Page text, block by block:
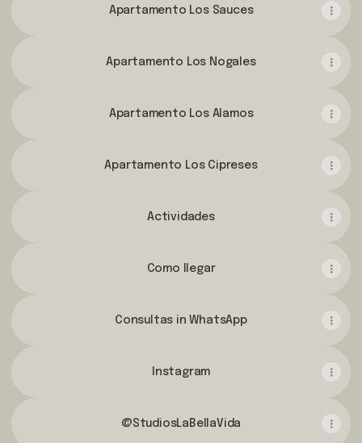
Apartamento Los Sauces
Apartamento Los Nogales
Apartamento Los Alamos
Apartamento Los Cipreses
Actividades
Como llegar
Consultas in WhatsApp
Instagram
@StudiosLaBellaVida